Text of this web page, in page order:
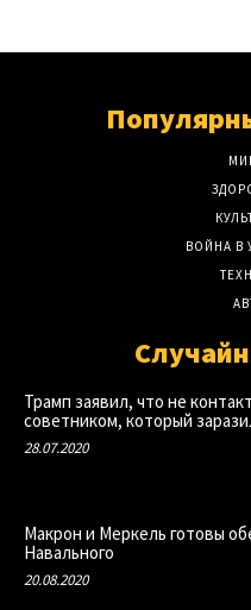
ВОЙНА В
Трамп заявил, что не
советником, который
28.07.2020
Макрон и Меркель готовы
Навального
20.08.2020